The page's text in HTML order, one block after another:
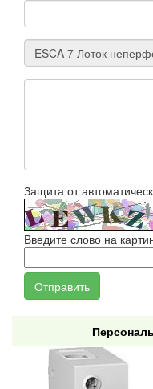
Защита от
Введите слово на